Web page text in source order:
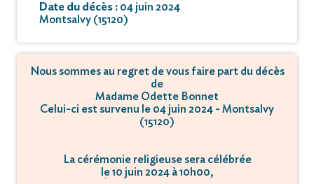
Date du décès : 04 juin 2024
Montsalvy (15120)
Nous sommes au regret de vous faire part du décès
de
Madame Odette Bonnet
Celui-ci est survenu le 04 juin 2024 - Montsalvy
(15120)
La cérémonie religieuse sera célébrée
le 10 juin 2024 à 10h00,